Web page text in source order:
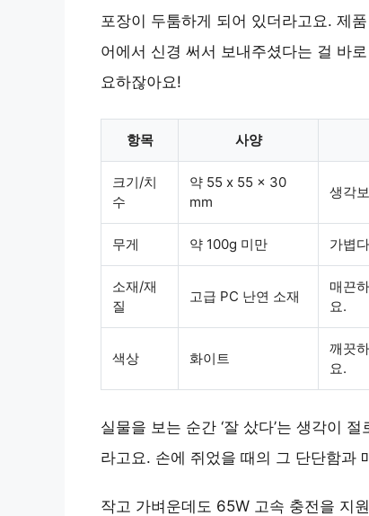
포장이 두툼하게 되어 있더라고요. 제
어에서 신경 써서 보내주셨다는 걸 바
요하잖아요!
항목 사양
크기/치
수
약 55 x 55 x 30
mm
생각
무게 약 100g 미만 가볍
소재/재
질
고급 PC 난연 소재
매끈
요.
색상 화이트
깨끗
요.
실물을 보는 순간 ‘잘 샀다’는 생각이
라고요. 손에 쥐었을 때의 그 단단함과
작고 가벼운데도 65W 고속 충전을 지